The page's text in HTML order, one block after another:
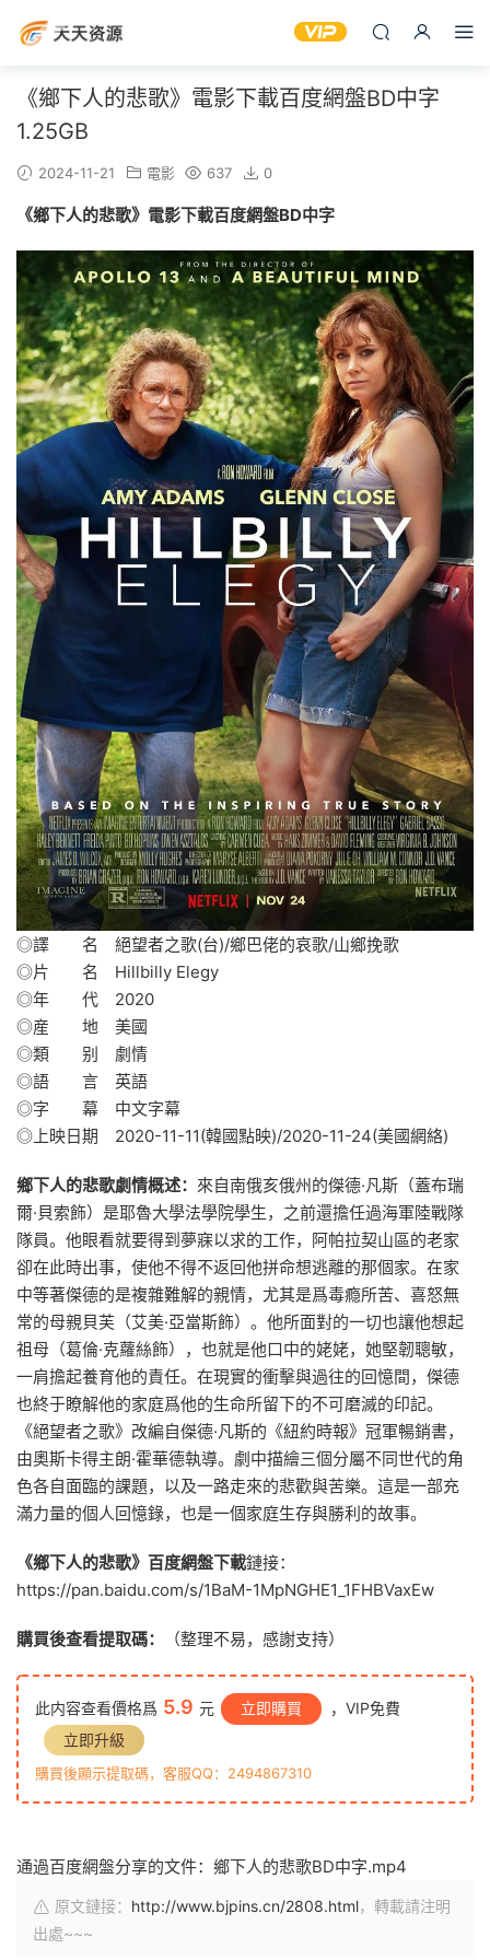
《鄉下人的悲歌》電影下載百度網盤BD中字
1.25GB
2024-11-21 電影 637 0
《鄉下人的悲歌》電影下載百度網盤BD中字
​​​​​​◎譯 名 絕望者之歌(台)/鄉巴佬的哀歌/山鄉挽歌
◎片 名 Hillbilly Elegy
◎年 代 2020
◎産 地 美國
◎類 别 劇情
◎語 言 英語
◎字 幕 中文字幕
◎上映日期 2020-11-11(韓國點映)/2020-11-24(美國網絡)
鄉下人的悲歌劇情概述： 來自南俄亥俄州的傑德·凡斯（蓋布瑞
爾·貝索飾）是耶魯大學法學院學生，之前還擔任過海軍陸戰隊
隊員。他眼看就要得到夢寐以求的工作，阿帕拉契山區的老家
卻在此時出事，使他不得不返回他拼命想逃離的那個家。在家
中等著傑德的是複雜難解的親情，尤其是爲毒瘾所苦、喜怒無
常的母親貝芙（艾美·亞當斯飾）。他所面對的一切也讓他想起
祖母（葛倫·克蘿絲飾），也就是他口中的姥姥，她堅韌聰敏，
一肩擔起養育他的責任。在現實的衝擊與過往的回憶間，傑德
也終于瞭解他的家庭爲他的生命所留下的不可磨滅的印記。
《絕望者之歌》改編自傑德·凡斯的《紐約時報》冠軍暢銷書，
由奧斯卡得主朗·霍華德執導。劇中描繪三個分屬不同世代的角
色各自面臨的課題，以及一路走來的悲歡與苦樂。這是一部充
滿力量的個人回憶錄，也是一個家庭生存與勝利的故事。
《鄉下人的悲歌》百度網盤下載鏈接：
https://pan.baidu.com/s/1BaM-1MpNGHE1_1FHBVaxEw
購買後查看提取碼： （整理不易，感謝支持）
此内容查看價格爲 5.9 元 立即購買
，VIP免費
立即升級
購買後顯示提取碼，客服QQ：2494867310
通過百度網盤分享的文件：鄉下人的悲歌BD中字.mp4
原文鏈接： http://www.bjpins.cn/2808.html，轉載請注明
出處~~~